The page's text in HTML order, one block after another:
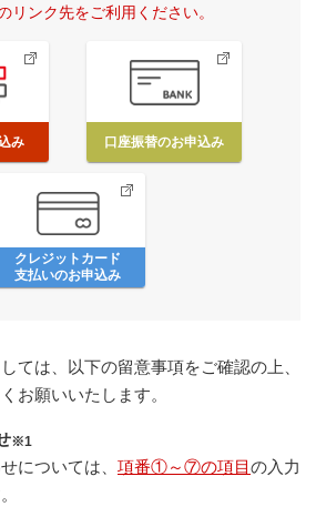
リンク先をご利用ください。
み 口座振替のお申込み
クレジットカード
支払いのお申込み
ては、以下の留意事項をご確認の上、
お願いいたします。
※1
については、 項番①～⑦の項目 の入力